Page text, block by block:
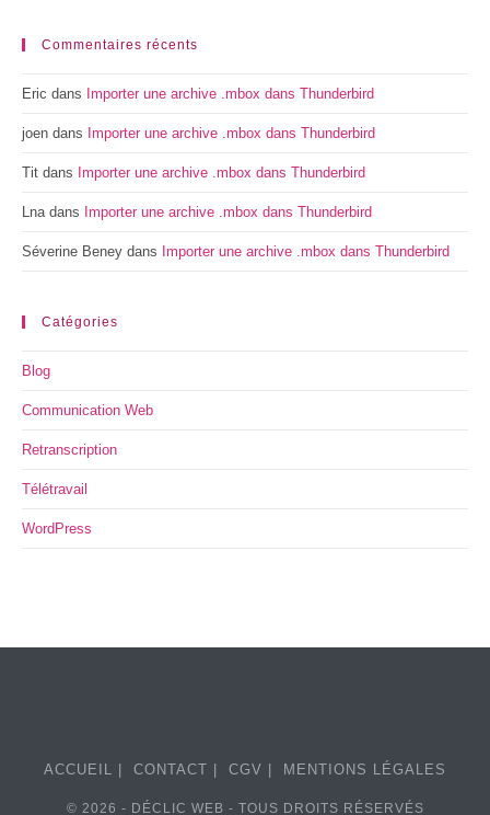
Commentaires récents
Eric dans Importer une archive .mbox dans Thunderbird
joen dans Importer une archive .mbox dans Thunderbird
Tit dans Importer une archive .mbox dans Thunderbird
Lnadans Importer une archive .mbox dans Thunderbird
Séverine Beney dans Importer une archive .mbox dans Thunderbird
Catégories
Blog
Communication Web
Retranscription
Télétravail
WordPress
ACCUEIL CONTACT CGV MENTIONS LÉGALES
© 2026 - DÉCLIC WEB - TOUS DROITS RÉSERVÉS